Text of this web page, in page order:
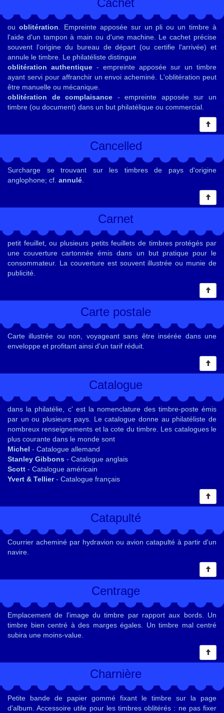
Cachet
ou oblitération . Empreinte apposée sur un pli ou un timbre à
l'aide d'un tampon à main ou d'une machine. Le cachet précise
souvent l'origine du bureau de départ (ou certifie l'arrivée) et
annule le timbre. Le philatéliste distingue
oblitération authentique - empreinte apposée sur un timbre
ayant servi pour affranchir un envoi acheminé. L'oblitération peut
être manuelle ou mécanique.
oblitération de complaisance - empreinte apposée sur un
timbre (ou document) dans un but philatélique ou commercial.
Cancelled
Surcharge se trouvant sur les timbres de pays d'origine
anglophone; cf. annulé
Carnet
petit feuillet, ou plusieurs petits feuillets de timbres protégés par
une couverture cartonnée émis dans un but pratique pour le
consommateur. La couverture est souvent illustrée ou munie de
publicité.
Carte postale
Carte illustrée ou non, voyageant sans être insérée dans une
enveloppe et profitant ainsi d'un tarif réduit.
Catalogue
dans la philatélie, c' est la nomenclature des timbre-poste émis
par un ou plusieurs pays. Le catalogue donne au philatéliste de
nombreux renseignements et la cote du timbre. Les catalogues le
plus courante dans le monde sont
Michel - Catalogue allemand
Stanley Gibbons - Catalogue anglais
Scott - Catalogue américain
Yvert & Tellier- Catalogue français
Catapulté
Courrier acheminé par hydravion ou avion catapulté à partir d'un
navire.
Centrage
Emplacement de l'image du timbre par rapport aux bords. Un
timbre bien centré à des marges égales. Un timbre mal centré
subira une moins-value.
Charnière
Petite bande de papier gommé fixant le timbre sur la page
d'album. Accessoire utile pour les timbres oblitérés : ne pas fixer